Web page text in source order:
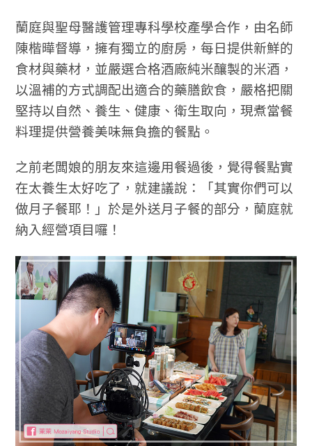
蘭庭與聖母醫護管理專科學校產學合作，由名師
陳楷曄督導，擁有獨立的廚房，每日提供新鮮的
食材與藥材，並嚴選合格酒廠純米釀製的米酒，
以溫補的方式調配出適合的藥膳飲食，嚴格把關
堅持以自然、養生、健康、衛生取向，現煮當餐
料理提供營養美味無負擔的餐點。
之前老闆娘的朋友來這邊用餐過後，覺得餐點實
在太養生太好吃了，就建議說：「其實你們可以
做月子餐耶！」於是外送月子餐的部分，蘭庭就
納入經營項目囉！